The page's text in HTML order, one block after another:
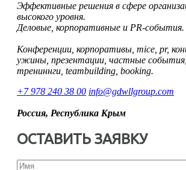
Эффективные решения в сфере
высокого уровня.
Деловые, корпоративные и PR-события.
Конференции, корпоративы, mice, pr,
ужины, презентации, частные
трениннги, teambuilding, booking.
+7 978 240 38 00 info@gdwllgroup.com
Россия, Республика Крым
ОСТАВИТЬ ЗАЯВКУ